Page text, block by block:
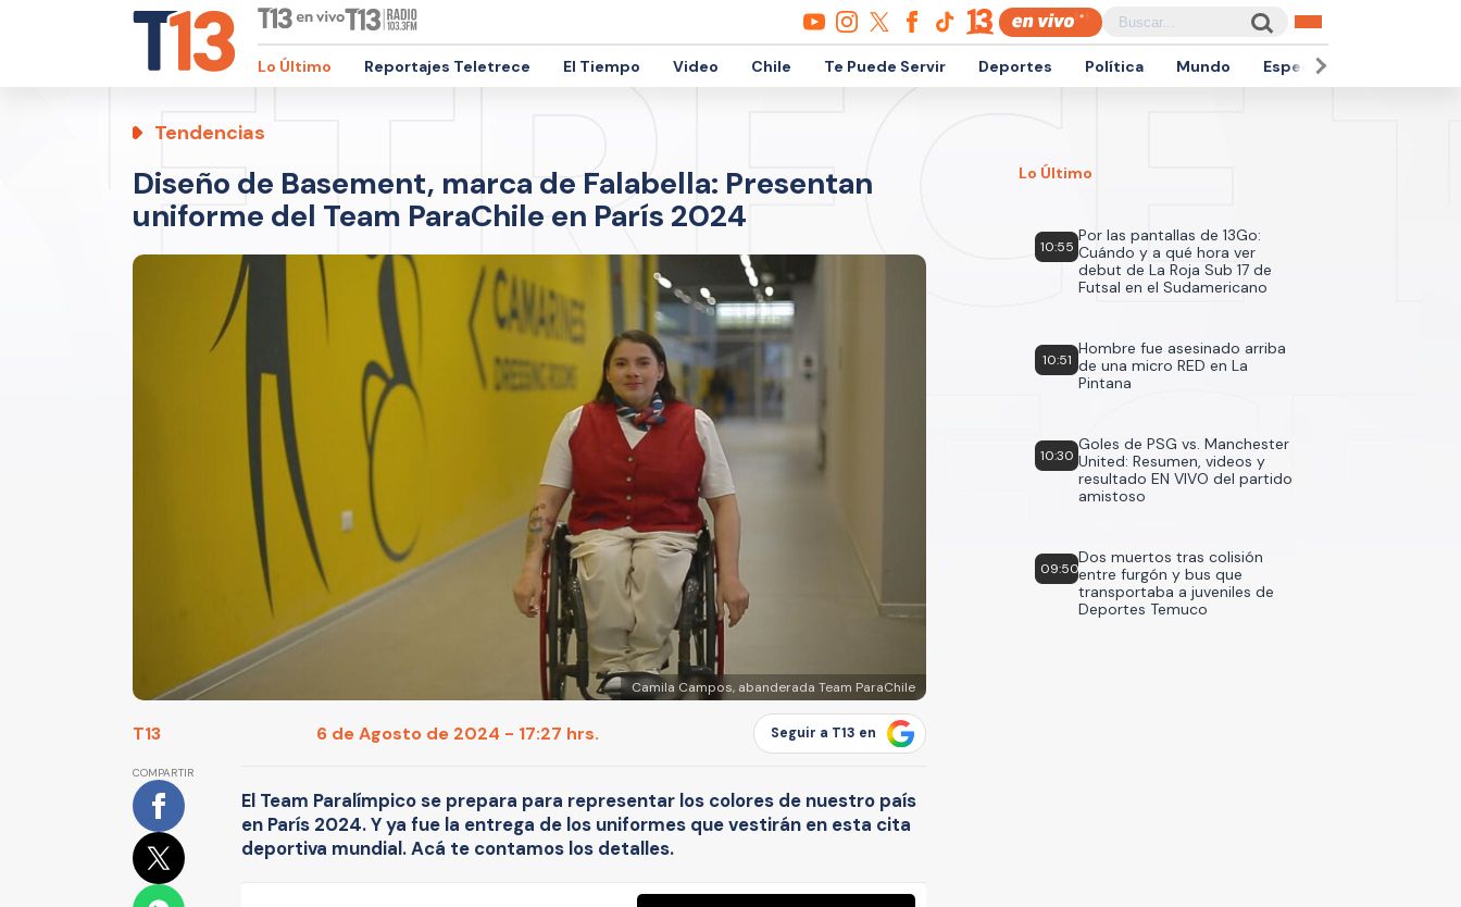
Lo Último Reportajes Teletrece El Tiempo Video Chile Te Puede Servir Deportes Política Mundo Espectáculos
Tendencias
Diseño de Basement, marca de Falabella: Presentan
uniforme del Team ParaChile en París 2024
Camila Campos, abanderada Team ParaChile
T13 6 de Agosto de 2024 - 17:27 hrs. Seguir a T13 en
COMPARTIR
El Team Paralímpico se prepara para representar los colores de nuestro país
en París 2024. Y ya fue la entrega de los uniformes que vestirán en esta cita
deportiva mundial. Acá te contamos los detalles.
Lo Último
10:55
Por las pantallas de 13Go:
Cuándo y a qué hora ver
debut de La Roja Sub 17 de
Futsal en el Sudamericano
10:51
Hombre fue asesinado arriba
de una micro RED en La
Pintana
10:30
Goles de PSG vs. Manchester
United: Resumen, videos y
resultado EN VIVO del partido
amistoso
09:50
Dos muertos tras colisión
entre furgón y bus que
transportaba a juveniles de
Deportes Temuco